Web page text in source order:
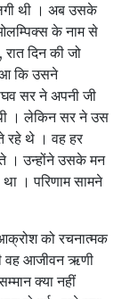
थी । अब उसके
के नाम से
दिन की जो
कि उसने
सर ने अपनी जी
थी । लेकिन सर ने उस
रहे थे । वह हर
। उन्होंने उसके मन
। परिणाम सामने
को रचनात्मक
वह आजीवन ऋणी
क्या नहीं